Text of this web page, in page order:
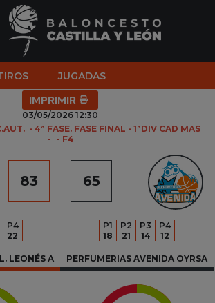
IMPRIMIR
JUGADAS
03/05/2026 12:30
- 4ª FASE. FASE FINAL - 1ªDIV CAD MAS
-   - F4
83
P4
22
LEONÉS A
65
P1
18
P2
21
P3
14
P4
12
PERFUMERIAS AVENIDA OYRSA